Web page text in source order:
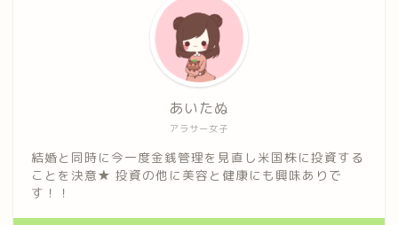
アラサー女子
あいたぬ
結婚と同時に今一度金銭管理を見直し米国株に投資する
ことを決意★ 投資の他に美容と健康にも興味ありで
す！！